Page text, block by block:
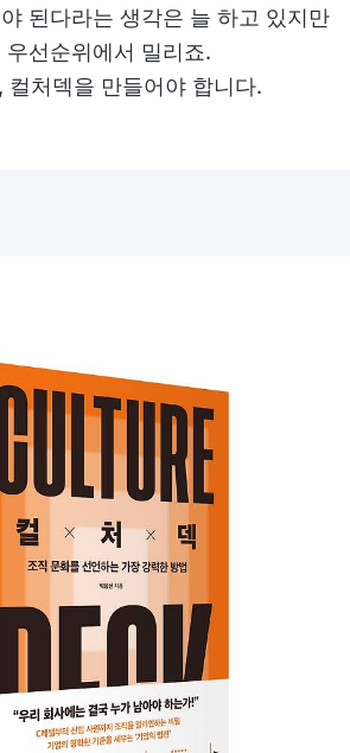
된다라는 생각은 늘 하고 있지만
우선순위에서 밀리죠.
컬처덱을 만들어야 합니다.